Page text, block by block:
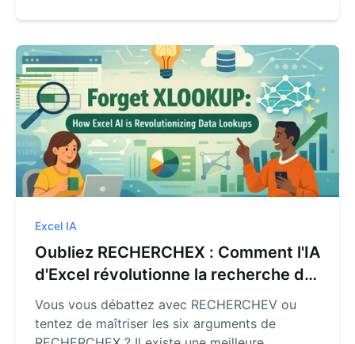
Excel en langage simple avec un agent IA.
Excel IA
Oubliez RECHERCHEX : Comment l'IA
d'Excel révolutionne la recherche de
données
Vous vous débattez avec RECHERCHEV ou
tentez de maîtriser les six arguments de